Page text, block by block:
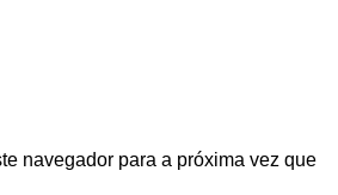
navegador para a próxima vez que